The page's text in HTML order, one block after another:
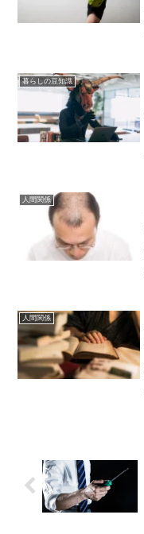
暮らしの豆知識
人間関係
人間関係